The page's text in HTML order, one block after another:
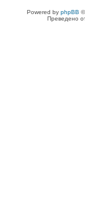
Powered by phpBB
Преведено